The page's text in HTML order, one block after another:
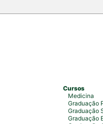
Cursos
Medicina
Graduação
Graduação
Graduação